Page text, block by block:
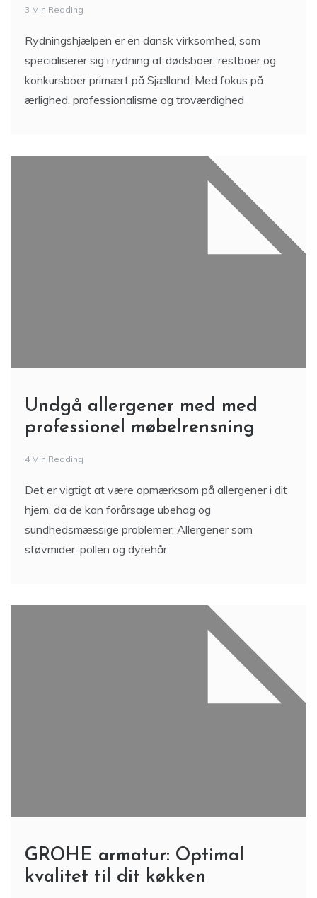
3 Min Reading
Rydningshjælpen er en dansk virksomhed, som
specialiserer sig i rydning af dødsboer, restboer og
konkursboer primært på Sjælland. Med fokus på
ærlighed, professionalisme og troværdighed
Undgå allergener med med
professionel møbelrensning
4 Min Reading
Det er vigtigt at være opmærksom på allergener i dit
hjem, da de kan forårsage ubehag og
sundhedsmæssige problemer. Allergener som
støvmider, pollen og dyrehår
GROHE armatur: Optimal
kvalitet til dit køkken